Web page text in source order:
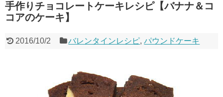
手作りチョコレートケーキレシピ【バナナ＆コ
コアのケーキ】
2016/10/2 バレンタインレシピ,パウンドケーキ